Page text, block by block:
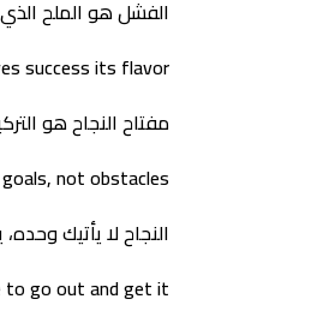
الفشل هو الملح
success its flavor
مفتاح النجاح هو
not obstacles
النجاح لا يأتيك
to go out and get it